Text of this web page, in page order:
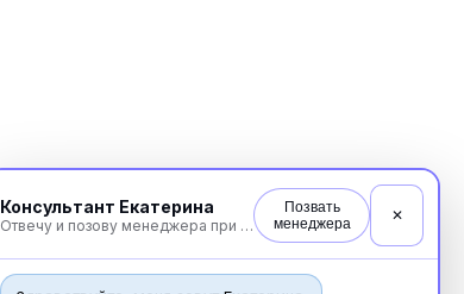
Консультант Екатерина
Отвечу и позову менеджера при необходимости
Позвать
менеджера
✕